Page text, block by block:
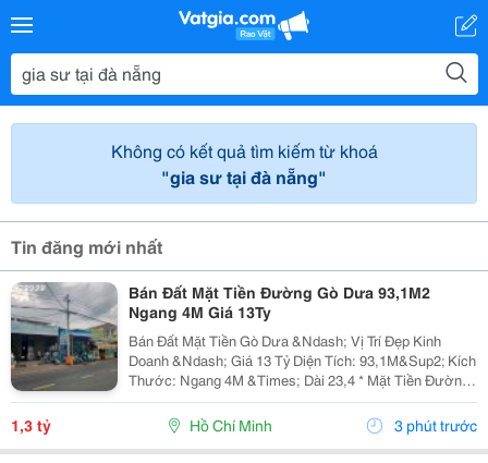
Không có kết quả tìm kiếm từ khoá
"gia sư tại đà nẵng"
Tin đăng mới nhất
Bán Đất Mặt Tiền Đường Gò Dưa 93,1M2
Ngang 4M Giá 13Ty
Bán Đất Mặt Tiền Gò Dưa &Ndash; Vị Trí Đẹp Kinh
Doanh &Ndash; Giá 13 Tỷ Diện Tích: 93,1M&Sup2; Kích
Thước: Ngang 4M &Times; Dài 23,4 * Mặt Tiền Đường
Lớn, Xe Cộ Qua Lại Đông Đúc. * Thích Hợp Xây Nhà
Phố, Văn Phòng, Cửa Hàng, Showroom Hoặc Đầu...
1,3 tỷ Hồ Chí Minh 3 phút trước